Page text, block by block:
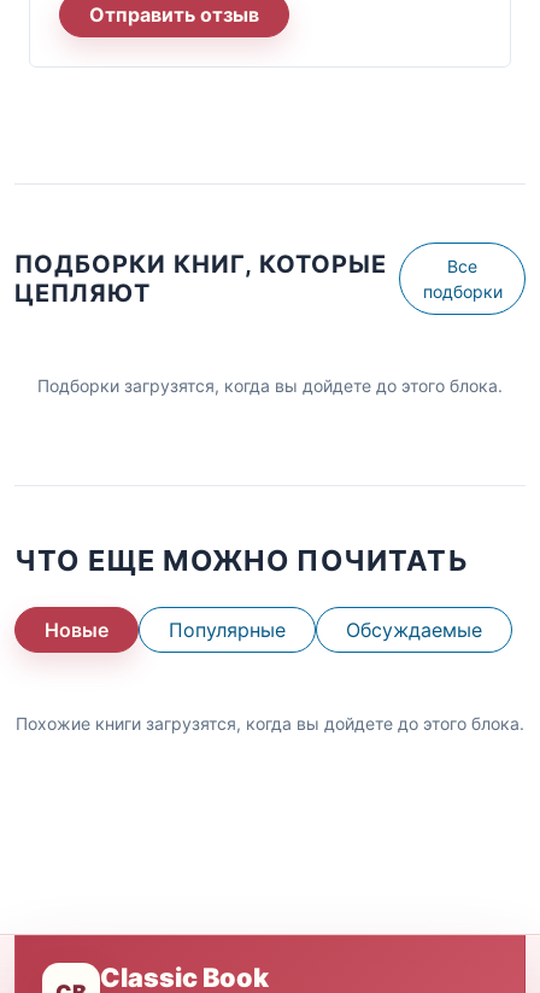
Отправить отзыв
ПОДБОРКИ КНИГ, КОТОРЫЕ
ЦЕПЛЯЮТ
Все
подборки
Подборки загрузятся, когда вы дойдете до этого блока.
ЧТО ЕЩЕ МОЖНО ПОЧИТАТЬ
Новые Популярные Обсуждаемые
Похожие книги загрузятся, когда вы дойдете до этого блока.
Classic Book